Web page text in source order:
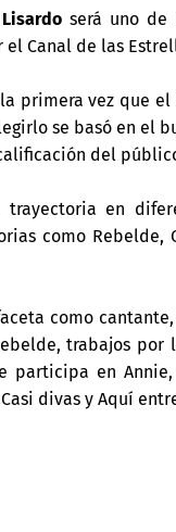
Lisardo será uno de
Canal de las
primera vez que
se basó en el
del
en
como Rebelde,
como cantante,
trabajos
participa en
divas y Aquí